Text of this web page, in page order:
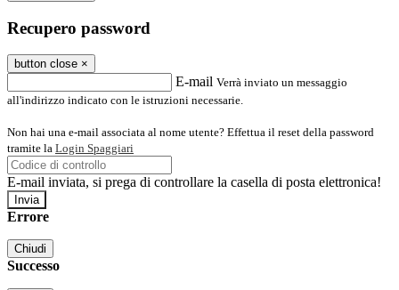
Recupero password
button close ×
E-mail Verrà inviato un messaggio
all'indirizzo indicato con le istruzioni necessarie.
Non hai una e-mail associata al nome utente? Effettua il reset della password
tramite la Login Spaggiari
E-mail inviata, si prega di controllare la casella di posta elettronica!
Errore
Chiudi
Successo